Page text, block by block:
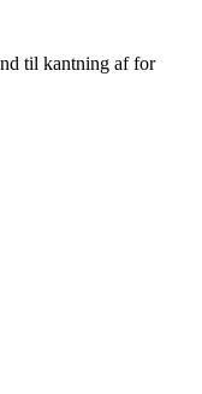
til kantning af for